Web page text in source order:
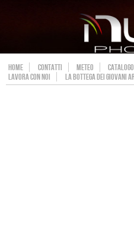
HOME CONTATTI METEO
LAVORA CON NOI
LA BOTTEGA DEI GIOVANI